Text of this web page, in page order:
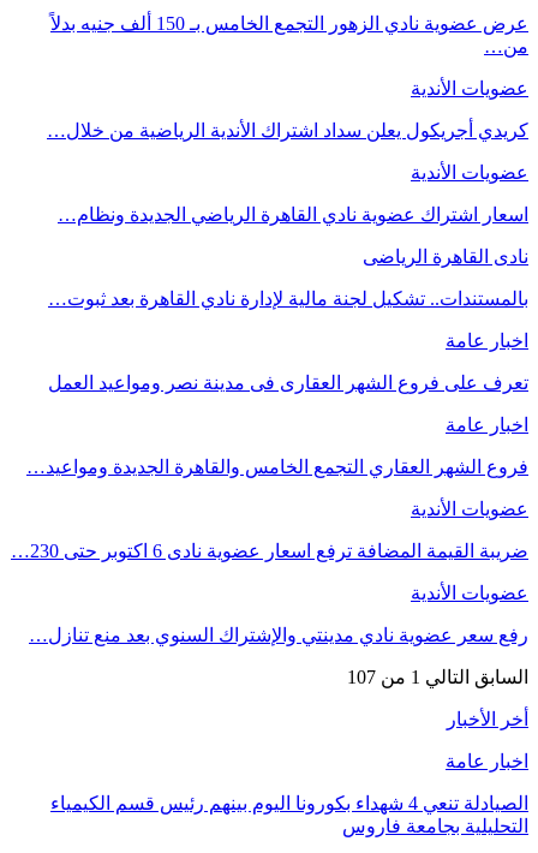
عرض عضوية نادي الزهور التجمع الخامس بـ 150 ألف جنيه بدلاً
من…
عضويات الأندية
كريدي أجريكول يعلن سداد اشتراك الأندية الرياضية من خلال…
عضويات الأندية
اسعار اشتراك عضوية نادي القاهرة الرياضي الجديدة ونظام…
نادى القاهرة الرياضى
بالمستندات.. تشكيل لجنة مالية لإدارة نادي القاهرة بعد ثبوت…
اخبار عامة
تعرف على فروع الشهر العقارى فى مدينة نصر ومواعيد العمل
اخبار عامة
فروع الشهر العقاري التجمع الخامس والقاهرة الجديدة ومواعيد…
عضويات الأندية
ضريبة القيمة المضافة ترفع اسعار عضوية نادى 6 اكتوبر حتى 230…
عضويات الأندية
رفع سعر عضوية نادي مدينتي والإشتراك السنوي بعد منع تنازل…
السابق التالي 1 من 107
أخر الأخبار
اخبار عامة
الصيادلة تنعي 4 شهداء بكورونا اليوم بينهم رئيس قسم الكيمياء
التحليلية بجامعة فاروس